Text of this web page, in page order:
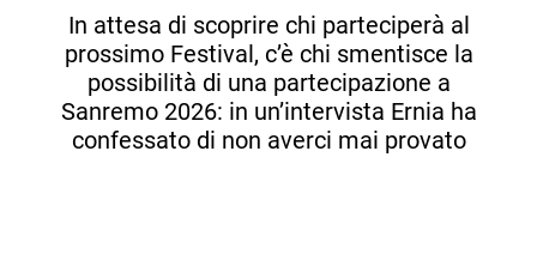
In attesa di scoprire chi parteciperà al
prossimo Festival, c’è chi smentisce la
possibilità di una partecipazione a
Sanremo 2026: in un’intervista Ernia ha
confessato di non averci mai provato